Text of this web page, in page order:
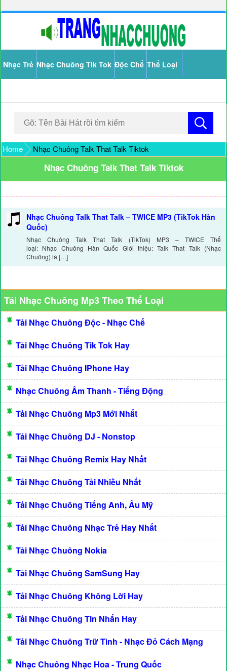
Nhạc Trẻ Nhạc Chuông Tik Tok Độc Chế Thể Loại
Home Nhạc Chuông Talk That Talk Tiktok
Nhạc Chuông Talk That Talk Tiktok
Nhạc Chuông Talk That Talk – TWICE MP3 (TikTok Hàn
Quốc)
Nhạc Chuông Talk That Talk (TikTok) MP3 – TWICE Thể
loại: Nhạc Chuông Hàn Quốc Giới thiệu: Talk That Talk (Nhạc
Chuông) là […]
Tải Nhạc Chuông Mp3 Theo Thể Loại
Tải Nhạc Chuông Độc - Nhạc Chế
Tải Nhạc Chuông Tik Tok Hay
Tải Nhạc Chuông IPhone Hay
Nhạc Chuông Âm Thanh - Tiếng Động
Tải Nhạc Chuông Mp3 Mới Nhất
Tải Nhạc Chuông DJ - Nonstop
Tải Nhạc Chuông Remix Hay Nhất
Tải Nhạc Chuông Tải Nhiều Nhất
Tải Nhạc Chuông Tiếng Anh, Âu Mỹ
Tải Nhạc Chuông Nhạc Trẻ Hay Nhất
Tải Nhạc Chuông Nokia
Tải Nhạc Chuông SamSung Hay
Tải Nhạc Chuông Không Lời Hay
Tải Nhạc Chuông Tin Nhắn Hay
Tải Nhạc Chuông Trữ Tình - Nhạc Đỏ Cách Mạng
Nhạc Chuông Nhạc Hoa - Trung Quốc